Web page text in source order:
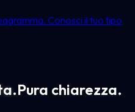
Conosci il tuo tipo
Pura chiarezza.